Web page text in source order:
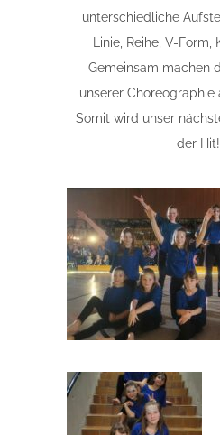
unterschiedliche
Linie, Reihe, V-Form,
Gemeinsam machen
unserer Choreographie
Somit wird unser
der